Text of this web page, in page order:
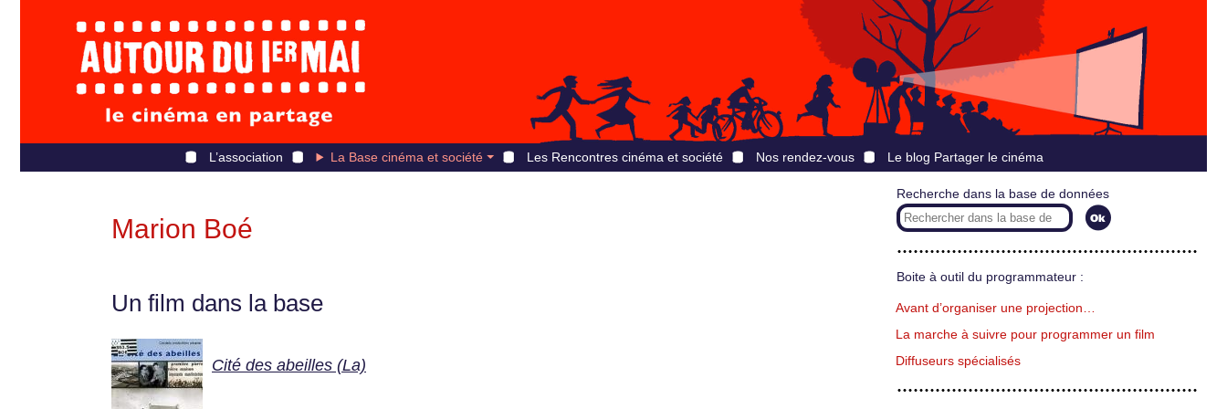
L’association La Base cinéma et société Les Rencontres cinéma et société Nos rendez-vous Le blog Partager le cinéma
Marion Boé
Un film dans la base
Cité des abeilles (La)
Recherche dans la base de données
Boite à outil du programmateur :
Avant d’organiser une projection…
La marche à suivre pour programmer un film
Diffuseurs spécialisés